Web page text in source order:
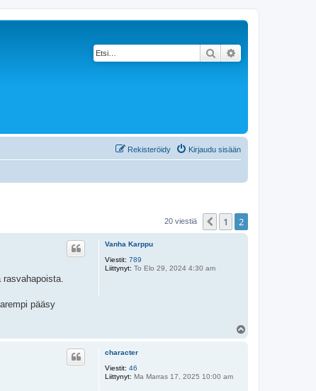
Etsi
Kirjaudu sisään
Rekisteröidy
20 viestiä Edellinen
1 2
Vanha Karppu
Viestit: 789
Liittynyt: To Elo 29, 2024 4:30 am
pääsy
character
Viestit: 46
Liittynyt: Ma Marras 17, 2025 10:00 am